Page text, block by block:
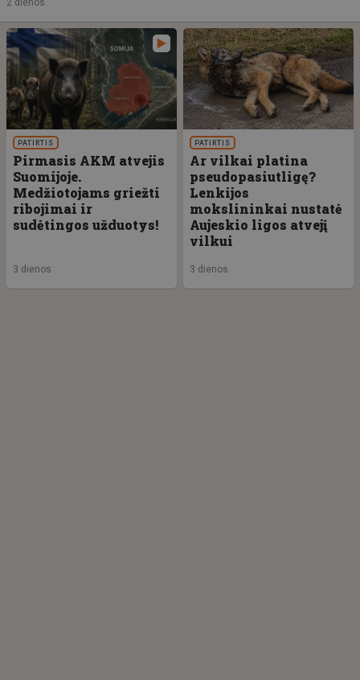
PATIRTIS
Pirmasis AKM atvejis
Suomijoje.
Medžiotojams griežti
ribojimai ir
sudėtingos užduotys!
3 dienos
PATIRTIS
Ar vilkai platina
pseudopasiutligę?
Lenkijos
mokslininkai nustatė
Aujeskio ligos atvejį
vilkui
3 dienos